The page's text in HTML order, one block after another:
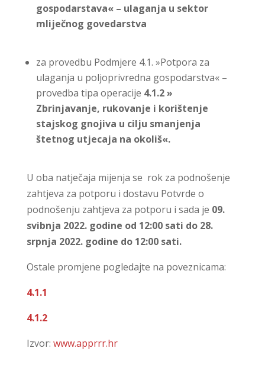
gospodarstava« – ulaganja u sektor
mliječnog govedarstva
za provedbu Podmjere 4.1. »Potpora za
ulaganja u poljoprivredna gospodarstva« –
provedba tipa operacije 4.1.2 »
Zbrinjavanje, rukovanje i korištenje
stajskog gnojiva u cilju smanjenja
štetnog utjecaja na okoliš«.
U oba natječaja mijenja se rok za podnošenje
zahtjeva za potporu i dostavu Potvrde o
podnošenju zahtjeva za potporu i sada je 09.
svibnja 2022. godine od 12:00 sati do 28.
srpnja 2022. godine do 12:00 sati.
Ostale promjene pogledajte na poveznicama:
4.1.1
4.1.2
Izvor: www.apprrr.hr